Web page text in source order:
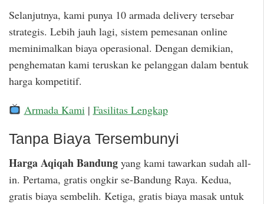
Selanjutnya, kami punya 10 armada delivery tersebar
strategis. Lebih jauh lagi, sistem pemesanan online
meminimalkan biaya operasional. Dengan demikian,
penghematan kami teruskan ke pelanggan dalam bentuk
harga kompetitif.
Armada Kami | Fasilitas Lengkap
Tanpa Biaya Tersembunyi
Harga Aqiqah Bandung yang kami tawarkan sudah all-
in. Pertama, gratis ongkir se-Bandung Raya. Kedua,
gratis biaya sembelih. Ketiga, gratis biaya masak untuk